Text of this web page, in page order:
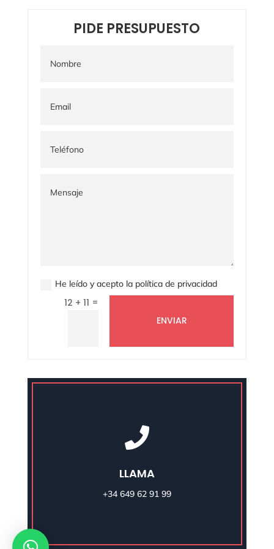
PIDE PRESUPUESTO
He leído y acepto la política de privacidad
12 + 11 =
ENVIAR

LLAMA
+34 649 62 91 99